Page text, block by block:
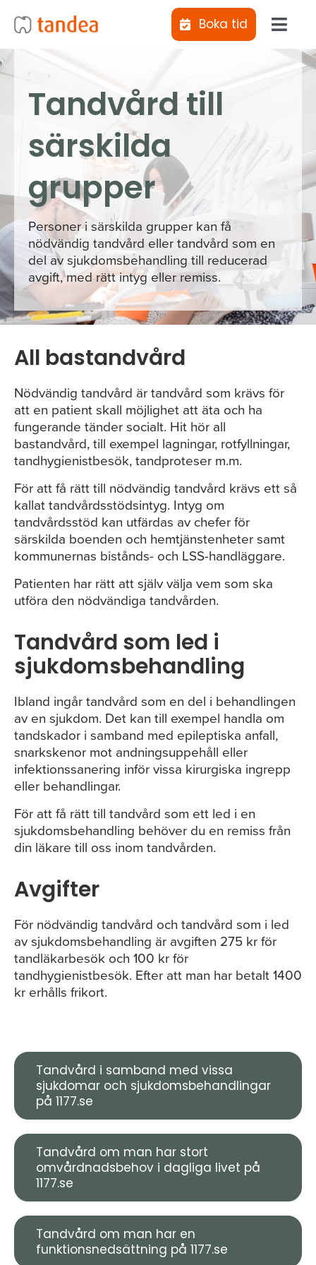
Boka tid
Jag vill bli uppringd
Kliniker
Behandlingar
Abonnemangs­tandvård
Tiotandvård
Tandvård till
särskilda
grupper
Personer i särskilda grupper kan få
nödvändig tandvård eller tandvård som en
del av sjukdomsbehandling till reducerad
avgift, med rätt intyg eller remiss.
All bastandvård
Nödvändig tandvård är tandvård som krävs för
att en patient skall möjlighet att äta och ha
fungerande tänder socialt. Hit hör all
bastandvård, till exempel lagningar, rotfyllningar,
tandhygienistbesök, tandproteser m.m.
För att få rätt till nödvändig tandvård krävs ett så
kallat tandvårdsstödsintyg. Intyg om
tandvårdsstöd kan utfärdas av chefer för
särskilda boenden och hemtjänstenheter samt
kommunernas bistånds- och LSS-handläggare.
Patienten har rätt att själv välja vem som ska
utföra den nödvändiga tandvården.
Tandvård som led i
sjukdomsbehandling
Ibland ingår tandvård som en del i behandlingen
av en sjukdom. Det kan till exempel handla om
tandskador i samband med epileptiska anfall,
snarkskenor mot andningsuppehåll eller
infektionssanering inför vissa kirurgiska ingrepp
eller behandlingar.
För att få rätt till tandvård som ett led i en
sjukdomsbehandling behöver du en remiss från
din läkare till oss inom tandvården.
Avgifter
För nödvändig tandvård och tandvård som i led
av sjukdomsbehandling är avgiften 275 kr för
tandläkarbesök och 100 kr för
tandhygienistbesök. Efter att man har betalt 1400
kr erhålls frikort.
Tandvård i samband med vissa
sjukdomar och sjukdomsbehandlingar
på 1177.se
Tandvård om man har stort
omvårdnadsbehov i dagliga livet på
1177.se
Tandvård om man har en
funktionsnedsättning på 1177.se